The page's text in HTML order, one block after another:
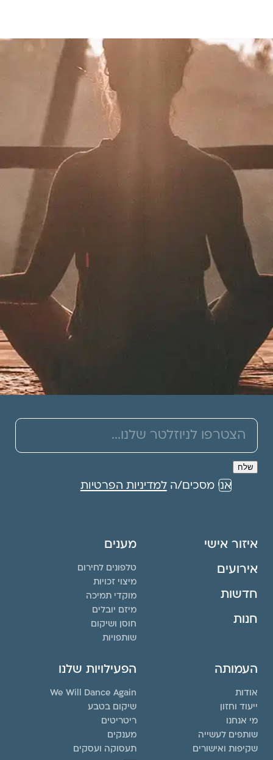
אני מסכים/הלמדיניות הפרטיות
איזור אישי
אירועים
חדשות
חנות
מענים
טלפונים לחירום
מיצוי זכויות
מוקדי תמיכה
מיזם יובלים
חוסן ושיקום
שותפויות
העמותה
אודות
ייעוד וחזון
מי אנחנו
שותפים לעשייה
שקיפות ואישורים
הפעילויות שלנו
We Will Dance Again
שיקום בטבע
ריטריטים
מענקים
תעסוקה ועסקים